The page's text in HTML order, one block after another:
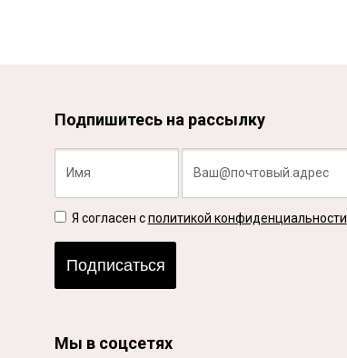
Подпишитесь на рассылку
Я согласен сполитикой конфиденциальности
Подписаться
Мы в соцсетях